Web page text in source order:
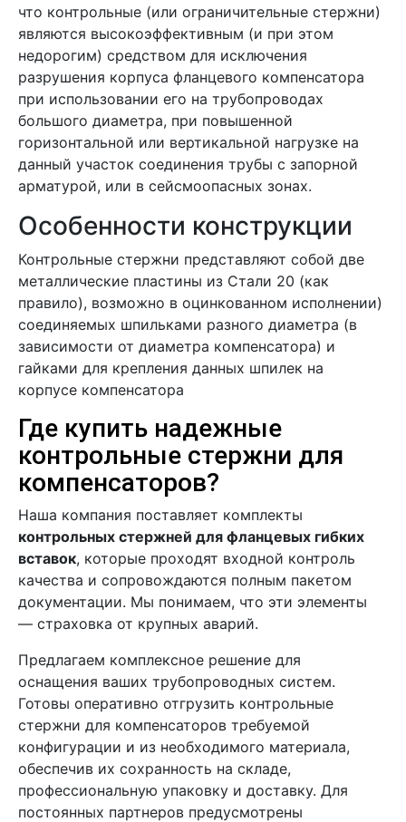
что контрольные (или ограничительные стержни)
являются высокоэффективным (и при этом
недорогим) средством для исключения
разрушения корпуса фланцевого компенсатора
при использовании его на трубопроводах
большого диаметра, при повышенной
горизонтальной или вертикальной нагрузке на
данный участок соединения трубы с запорной
арматурой, или в сейсмоопасных зонах.
Особенности конструкции
Контрольные стержни представляют собой две
металлические пластины из Стали 20 (как
правило), возможно в оцинкованном исполнении)
соединяемых шпильками разного диаметра (в
зависимости от диаметра компенсатора) и
гайками для крепления данных шпилек на
корпусе компенсатора
Где купить надежные
контрольные стержни для
компенсаторов?
Наша компания поставляет комплекты
контрольных стержней для фланцевых гибких
вставок, которые проходят входной контроль
качества и сопровождаются полным пакетом
документации. Мы понимаем, что эти элементы
— страховка от крупных аварий.
Предлагаем комплексное решение для
оснащения ваших трубопроводных систем.
Готовы оперативно отгрузить контрольные
стержни для компенсаторов требуемой
конфигурации и из необходимого материала,
обеспечив их сохранность на складе,
профессиональную упаковку и доставку. Для
постоянных партнеров предусмотрены